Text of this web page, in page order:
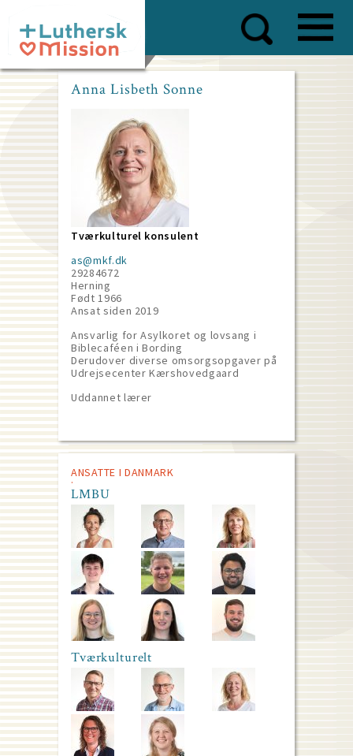
main
content
Anna Lisbeth Sonne
Tværkulturel konsulent
as@mkf.dk
29284672
Herning
Født 1966
Ansat siden 2019
Ansvarlig for Asylkoret og lovsang i
Biblecaféen i Bording
Derudover diverse omsorgsopgaver på
Udrejsecenter Kærshovedgaard
Uddannet lærer
ANSATTE I DANMARK
LMBU
Tværkulturelt